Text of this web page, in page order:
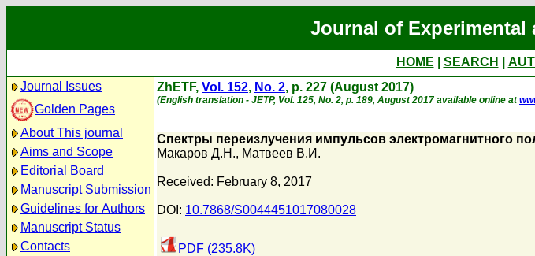
Journal of Experimental
HOME SEARCH
Journal Issues
Golden Pages
About This journal
Aims and Scope
Editorial Board
Manuscript Submission
Guidelines for Authors
Manuscript Status
Contacts
ZhETF, Vol. 152, No. 2, p. 227 (August 2017)
(English translation - JETP, Vol. 125, No. 2, p. 189, August 2017 available online at
Спектры переизлучения импульсов электромагнитного
Макаров Д.Н., Матвеев В.И.
Received: February 8, 2017
DOI: 10.7868/S0044451017080028
PDF (235.8K)